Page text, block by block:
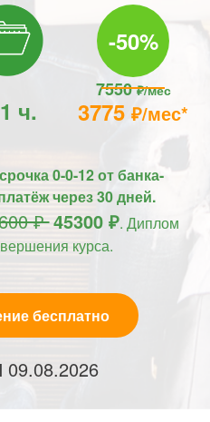
ч.
-50%
7550₽/мес
3775₽/мес*
0-0-12 от банка-
через 30 дней.
₽45300 ₽. Диплом
курса.
бесплатно
09.08.2026